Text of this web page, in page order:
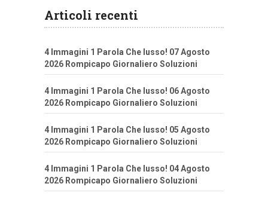
Articoli recenti
4 Immagini 1 Parola Che lusso! 07 Agosto
2026 Rompicapo Giornaliero Soluzioni
4 Immagini 1 Parola Che lusso! 06 Agosto
2026 Rompicapo Giornaliero Soluzioni
4 Immagini 1 Parola Che lusso! 05 Agosto
2026 Rompicapo Giornaliero Soluzioni
4 Immagini 1 Parola Che lusso! 04 Agosto
2026 Rompicapo Giornaliero Soluzioni